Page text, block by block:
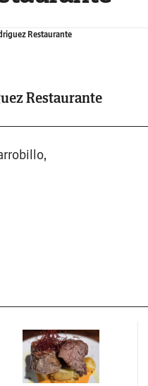
Restaurante
Restaurante